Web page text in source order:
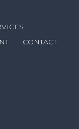
CONTACT